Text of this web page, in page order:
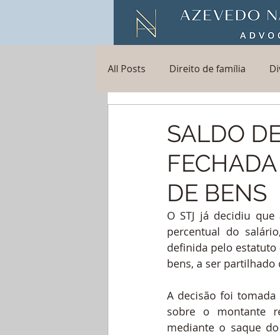
All Posts Direito de família
direito bancário
SALDO
DE BENS
O STJ já decidiu
percentual do
definida pelo
bens, a ser
A decisão foi
sobre o montante
mediante o saque